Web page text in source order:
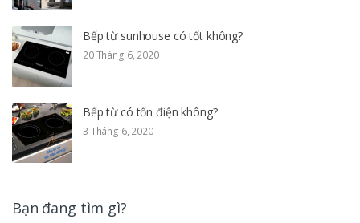
Bếp từ sunhouse có tốt không?
20 Tháng 6, 2020
Bếp từ có tốn điện không?
3 Tháng 6, 2020
Bạn đang tìm gì?